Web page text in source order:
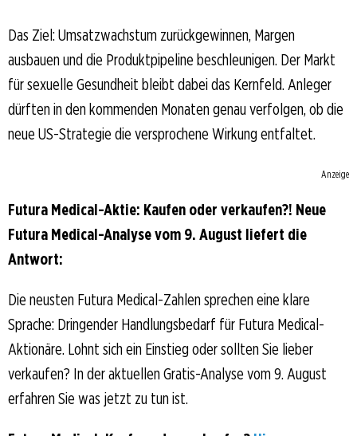
Das Ziel: Umsatzwachstum zurückgewinnen, Margen
ausbauen und die Produktpipeline beschleunigen. Der Markt
für sexuelle Gesundheit bleibt dabei das Kernfeld. Anleger
dürften in den kommenden Monaten genau verfolgen, ob die
neue US-Strategie die versprochene Wirkung entfaltet.
Anzeige
Futura Medical-Aktie: Kaufen oder verkaufen?! Neue
Futura Medical-Analyse vom 9. August liefert die
Antwort:
Die neusten Futura Medical-Zahlen sprechen eine klare
Sprache: Dringender Handlungsbedarf für Futura Medical-
Aktionäre. Lohnt sich ein Einstieg oder sollten Sie lieber
verkaufen? In der aktuellen Gratis-Analyse vom 9. August
erfahren Sie was jetzt zu tun ist.